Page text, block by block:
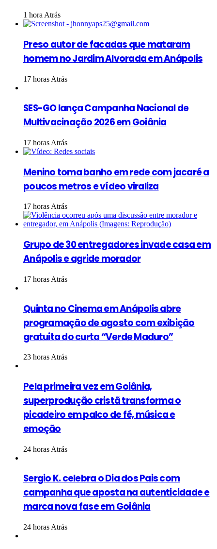
1 hora Atrás
Preso autor de facadas que mataram
homem no Jardim Alvorada em Anápolis
17 horas Atrás
SES-GO lança Campanha Nacional de
Multivacinação 2026 em Goiânia
17 horas Atrás
Menino toma banho em rede com jacaré a
poucos metros e vídeo viraliza
17 horas Atrás
Grupo de 30 entregadores invade casa em
Anápolis e agride morador
17 horas Atrás
Quinta no Cinema em Anápolis abre
programação de agosto com exibição
gratuita do curta “Verde Maduro”
23 horas Atrás
Pela primeira vez em Goiânia,
superprodução cristã transforma o
picadeiro em palco de fé, música e
emoção
24 horas Atrás
Sergio K. celebra o Dia dos Pais com
campanha que aposta na autenticidade e
marca nova fase em Goiânia
24 horas Atrás